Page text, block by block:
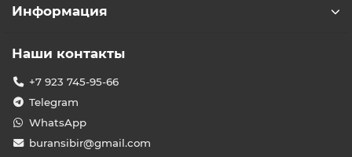
Информация
Наши контакты
+7 923 745-95-66
Telegram
WhatsApp
buransibir@gmail.com